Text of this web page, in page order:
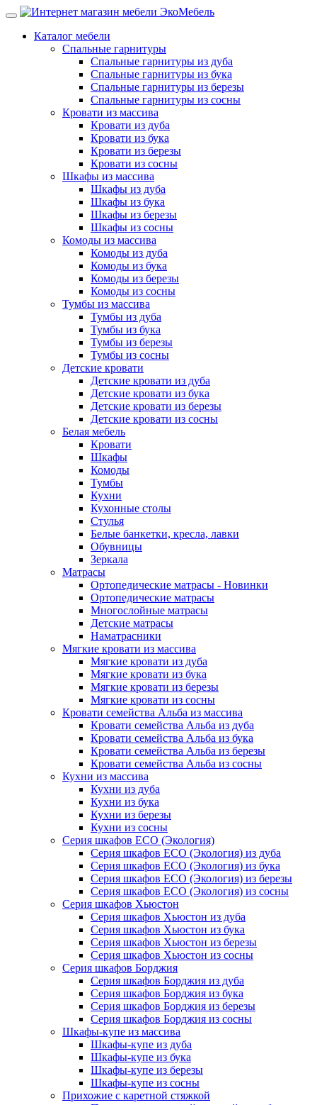
Каталог мебели
Спальные гарнитуры
Спальные гарнитуры из дуба
Спальные гарнитуры из бука
Спальные гарнитуры из березы
Спальные гарнитуры из сосны
Кровати из массива
Кровати из дуба
Кровати из бука
Кровати из березы
Кровати из сосны
Шкафы из массива
Шкафы из дуба
Шкафы из бука
Шкафы из березы
Шкафы из сосны
Комоды из массива
Комоды из дуба
Комоды из бука
Комоды из березы
Комоды из сосны
Тумбы из массива
Тумбы из дуба
Тумбы из бука
Тумбы из березы
Тумбы из сосны
Детские кровати
Детские кровати из дуба
Детские кровати из бука
Детские кровати из березы
Детские кровати из сосны
Белая мебель
Кровати
Шкафы
Комоды
Тумбы
Кухни
Кухонные столы
Стулья
Белые банкетки, кресла, лавки
Обувницы
Зеркала
Матрасы
Ортопедические матрасы - Новинки
Ортопедические матрасы
Многослойные матрасы
Детские матрасы
Наматрасники
Мягкие кровати из массива
Мягкие кровати из дуба
Мягкие кровати из бука
Мягкие кровати из березы
Мягкие кровати из сосны
Кровати семейства Альба из массива
Кровати семейства Альба из дуба
Кровати семейства Альба из бука
Кровати семейства Альба из березы
Кровати семейства Альба из сосны
Кухни из массива
Кухни из дуба
Кухни из бука
Кухни из березы
Кухни из сосны
Серия шкафов ECO (Экология)
Серия шкафов ECO (Экология) из дуба
Серия шкафов ECO (Экология) из бука
Серия шкафов ECO (Экология) из березы
Серия шкафов ECO (Экология) из сосны
Серия шкафов Хьюстон
Серия шкафов Хьюстон из дуба
Серия шкафов Хьюстон из бука
Серия шкафов Хьюстон из березы
Серия шкафов Хьюстон из сосны
Серия шкафов Борджия
Серия шкафов Борджия из дуба
Серия шкафов Борджия из бука
Серия шкафов Борджия из березы
Серия шкафов Борджия из сосны
Шкафы-купе из массива
Шкафы-купе из дуба
Шкафы-купе из бука
Шкафы-купе из березы
Шкафы-купе из сосны
Прихожие с каретной стяжкой